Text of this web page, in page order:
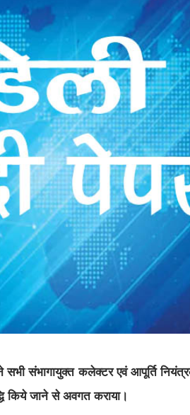
ने सभी संभागायुक्त कलेक्टर एवं आपूर्ति
किये जाने से अवगत कराया।